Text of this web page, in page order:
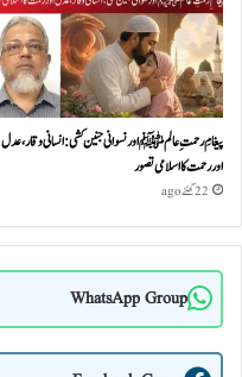
پیغامِ رحمتِ عالمﷺ اور نسوانی جنین کشی: انسانی وقار، عدل
اور رحمت کا اسلامی تصور
22 گھنٹے ago
WhatsApp Group